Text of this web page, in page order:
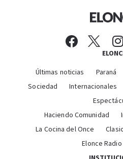
Últimas noticias Paraná
Sociedad
Internacionales
Haciendo Comunidad
La Cocina del Once
Elonce